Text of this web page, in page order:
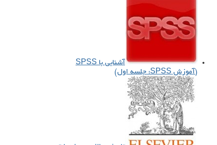
آشنایی با SPSS
(آموزش SPSS: جلسه اول)